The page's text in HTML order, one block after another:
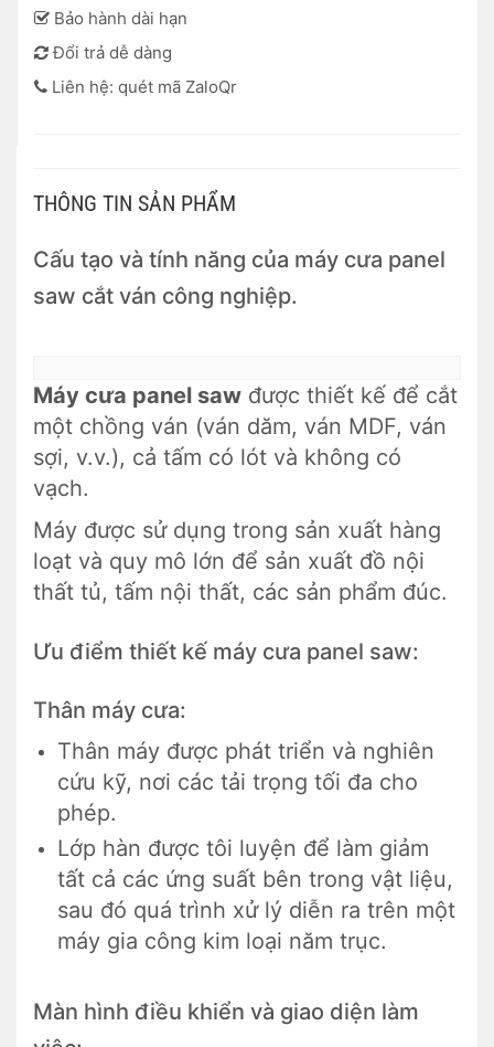
Bảo hành dài hạn
Đổi trả dễ dàng
Liên hệ: quét mã ZaloQr
THÔNG TIN SẢN PHẨM
Cấu tạo và tính năng của máy cưa panel
saw cắt ván công nghiệp.
Máy cưa panel saw được thiết kế để cắt
một chồng ván (ván dăm, ván MDF, ván
sợi, v.v.), cả tấm có lót và không có
vạch.
Máy được sử dụng trong sản xuất hàng
loạt và quy mô lớn để sản xuất đồ nội
thất tủ, tấm nội thất, các sản phẩm đúc.
Ưu điểm thiết kế máy cưa panel saw:
Thân máy cưa:
Thân máy được phát triển và nghiên
cứu kỹ, nơi các tải trọng tối đa cho
phép.
Lớp hàn được tôi luyện để làm giảm
tất cả các ứng suất bên trong vật liệu,
sau đó quá trình xử lý diễn ra trên một
máy gia công kim loại năm trục.
Màn hình điều khiển và giao diện làm